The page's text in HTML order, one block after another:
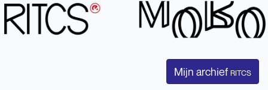
Mijn archief RITCS